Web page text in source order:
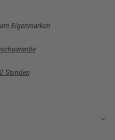
Eigenmarken
Stunden